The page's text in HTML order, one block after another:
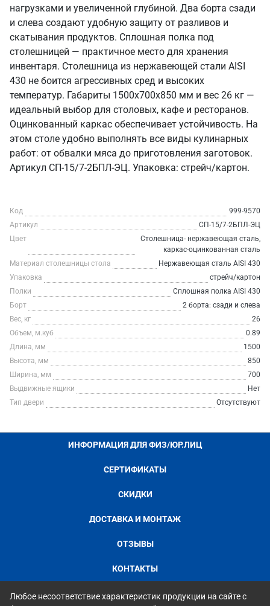
нагрузками и увеличенной глубиной. Два борта сзади
и слева создают удобную защиту от разливов и
скатывания продуктов. Сплошная полка под
столешницей — практичное место для хранения
инвентаря. Столешница из нержавеющей стали AISI
430 не боится агрессивных сред и высоких
температур. Габариты 1500x700x850 мм и вес 26 кг —
идеальный выбор для столовых, кафе и ресторанов.
Оцинкованный каркас обеспечивает устойчивость. На
этом столе удобно выполнять все виды кулинарных
работ: от обвалки мяса до приготовления заготовок.
Артикул СП-15/7-2БПЛ-ЭЦ. Упаковка: стрейч/картон.
Код
999-9570
Артикул
СП-15/7-2БПЛ-ЭЦ
Цвет
Столешница- нержавеющая сталь,
каркас-оцинкованная сталь
Материал столешницы стола
Нержавеющая сталь AISI 430
Упаковка
стрейч/картон
Полки
Сплошная полка AISI 430
Борт
2 борта: сзади и слева
Вес, кг
26
Объем, м.куб
0.89
Длина, мм
1500
Высота, мм
850
Ширина, мм
700
Выдвижные ящики
Нет
Тип двери
Отсутствуют
ИНФОРМАЦИЯ ДЛЯ ФИЗ/ЮР.ЛИЦ
СЕРТИФИКАТЫ
СКИДКИ
ДОСТАВКА И МОНТАЖ
ОТЗЫВЫ
КОНТАКТЫ
Любое несоответствие характеристик продукции на сайте с